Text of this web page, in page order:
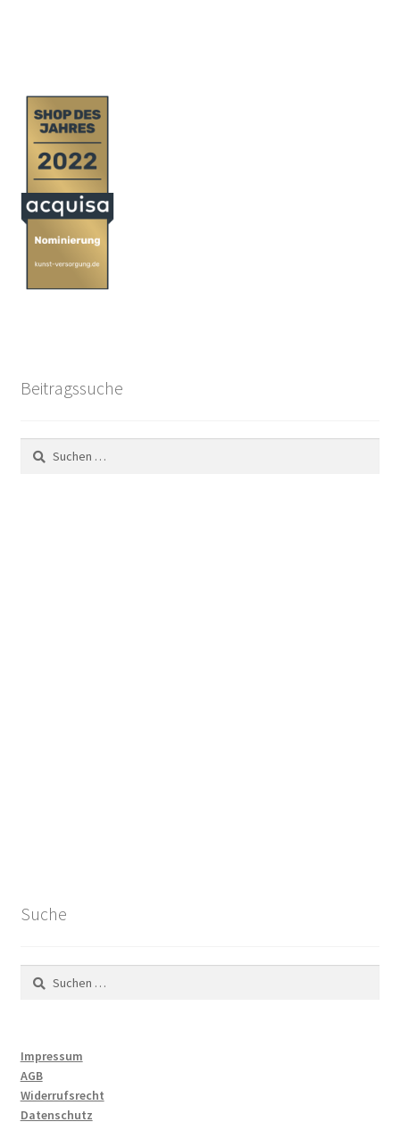
Beitragssuche
Suchen
nach:
Suche
Suchen
nach:
Impressum
AGB
Widerrufsrecht
Datenschutz